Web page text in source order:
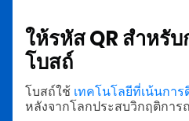
ให้รหัส QR สำหรั
โบสถ์
โบสถ์ใช้ เทคโนโลยีที่เน้นกา
หลังจากโลกประสบวิกฤติกา